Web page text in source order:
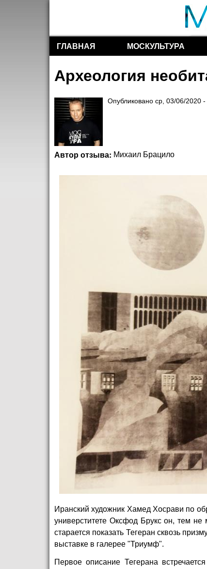
Разделы сайта
ГЛАВНАЯ МОСКУЛЬТУРА
Археология
Опубликовано ср, 03/06/2020
Автор отзыва: Михаил Брацило
Иранский художник Хамед Хосрави по
универститете Оксфод Брукс он, тем
старается показать Тегеран сквозь
выставке в галерее "Триумф".
Первое описание Тегерана